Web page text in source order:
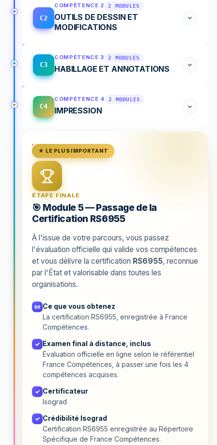
C2
COMPÉTENCE 2 2 MODULES
OUTILS DE DESSIN ET
MODIFICATIONS
C3
COMPÉTENCE 3 2 MODULES
HABILLAGE ET ANNOTATIONS
C4
COMPÉTENCE 4 2 MODULES
IMPRESSION
★ LE PLUS IMPORTANT
ÉTAPE FINALE
🎯 Module 5 — Passage de la
Certification RS6955
À l'issue de votre parcours, vous passez
l'évaluation officielle qui valide vos compétences
et vous délivre la certification RS6955, reconnue
par l'État et valorisable dans toutes les
organisations.
📜 Ce que vous obtenez
La certification RS6955, enregistrée à France
Compétences.
✓ Examen final à distance, inclus
Évaluation officielle en ligne selon le référentiel
France Compétences, à passer une fois les 4
compétences acquises.
✓ Certificateur
Isograd
✓ Crédibilité Isograd
Certification RS6955 enregistrée au Répertoire
Spécifique de France Compétences.